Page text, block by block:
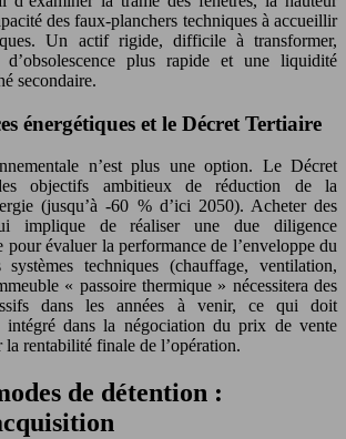
des faux-planchers techniques à accueillir
Un actif rigide, difficile à transformer,
plus rapide et une liquidité
secondaire.
énergétiques et le Décret Tertiaire
n’est plus une option. Le Décret
objectifs ambitieux de réduction de la
(jusqu’à -60 % d’ici 2050). Acheter des
implique de réaliser une due diligence
pour évaluer la performance de l’enveloppe du
techniques (chauffage, ventilation,
« passoire thermique » nécessitera des
dans les années à venir, ce qui doit
intégré dans la négociation du prix de vente
rentabilité finale de l’opération.
de détention :